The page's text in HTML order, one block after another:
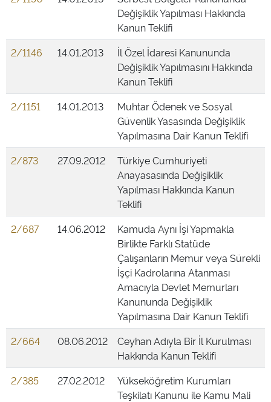
Değişiklik Yapılması Hakkında
Kanun Teklifi
2/1146
14.01.2013
İl Özel İdaresi Kanununda
Değişiklik Yapılmasını Hakkında
Kanun Teklifi
2/1151
14.01.2013
Muhtar Ödenek ve Sosyal
Güvenlik Yasasında Değişiklik
Yapılmasına Dair Kanun Teklifi
2/873
27.09.2012
Türkiye Cumhuriyeti
Anayasasında Değişiklik
Yapılması Hakkında Kanun
Teklifi
2/687
14.06.2012
Kamuda Aynı İşi Yapmakla
Birlikte Farklı Statüde
Çalışanların Memur veya Sürekli
İşçi Kadrolarına Atanması
Amacıyla Devlet Memurları
Kanununda Değişiklik
Yapılmasına Dair Kanun Teklifi
2/664
08.06.2012
Ceyhan Adıyla Bir İl Kurulması
Hakkında Kanun Teklifi
2/385
27.02.2012
Yükseköğretim Kurumları
Teşkilatı Kanunu ile Kamu Mali